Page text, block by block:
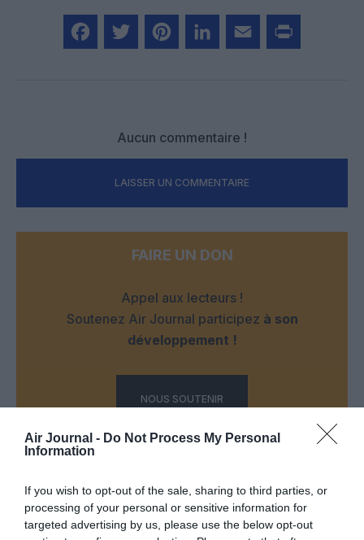
Air Journal - Do Not Process My Personal
Information
If you wish to opt-out of the sale, sharing to third parties, or
processing of your personal or sensitive information for
targeted advertising by us, please use the below opt-out
Aucun commentaire !
LAISSER UN COMMENTAIRE
FAIRE UN DON
Appel aux lecteurs !
Soutenez Air Journal participez à son
développement !
NOUS SOUTENIR
DERNIERS COMMENTAIRES